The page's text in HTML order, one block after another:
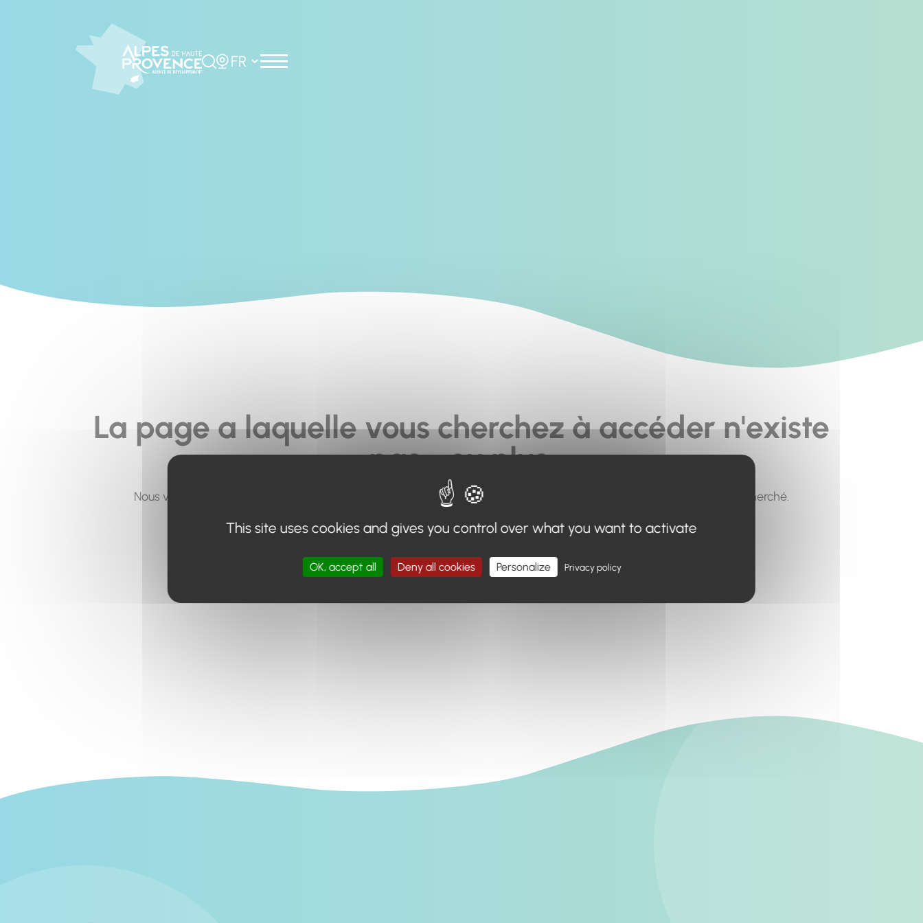
Rechercher
Choisir la langue
La page a laquelle vous cherchez à accéder n'existe
pas... ou plus.
Nous vous invitons à utiliser le moteur de recherche en haut de page, ou à utiliser le menu pour trouver le contenu recherché.
Retour à l'accueil
This site uses cookies and gives you control over what you want to activate
OK, accept all Deny all cookies Personalize Privacy policy